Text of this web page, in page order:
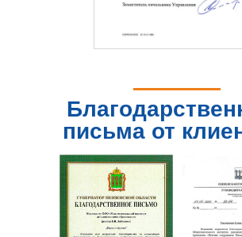
письма от